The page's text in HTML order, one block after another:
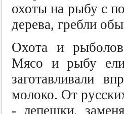
охоты на рыбу с
дерева, гребли
Охота и
Мясо и рыбу
заготавливали
молоко. От
- лепешки,